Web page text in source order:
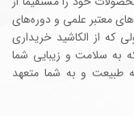
معتبر علمی و دوره‌های
از الکاشید خریداری
به سلامت و زیبایی شما
طبیعت و به شما متعهد